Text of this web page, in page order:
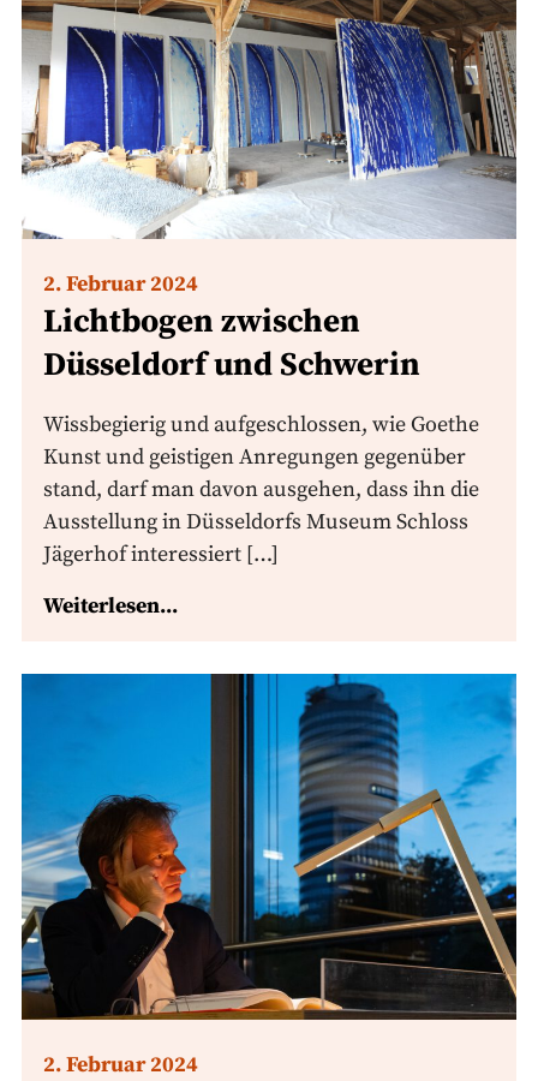
2. Februar 2024
Lichtbogen zwischen
Düsseldorf und Schwerin
Wissbegierig und aufgeschlossen, wie Goethe
Kunst und geistigen Anregungen gegenüber
stand, darf man davon ausgehen, dass ihn die
Ausstellung in Düsseldorfs Museum Schloss
Jägerhof interessiert […]
Weiterlesen...
2. Februar 2024